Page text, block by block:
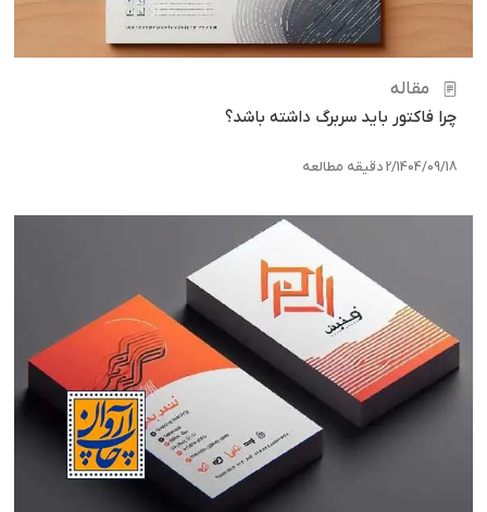
مقاله
چرا فاکتور باید سربرگ داشته باشد؟
1404/09/18
/2 دقیقه مطالعه